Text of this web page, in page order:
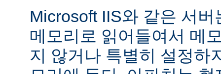
Microsoft IIS와 같은 서
메모리로 읽어들여서 메
지 않거나 특별히 설정하